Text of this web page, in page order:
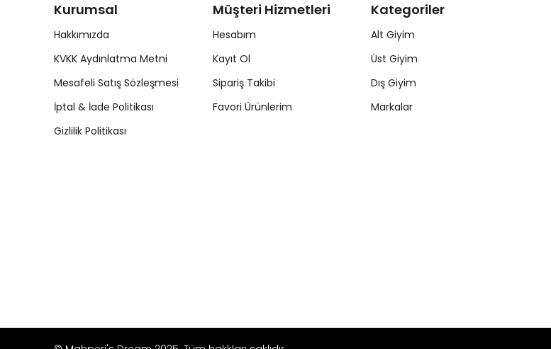
Kurumsal
Hakkımızda
KVKK Aydınlatma Metni
Mesafeli Satış Sözleşmesi
İptal & İade Politikası
Gizlilik Politikası
Müşteri Hizmetleri
Hesabım
Kayıt Ol
Sipariş Takibi
Favori Ürünlerim
Kategoriler
Alt Giyim
Üst Giyim
Dış Giyim
Markalar